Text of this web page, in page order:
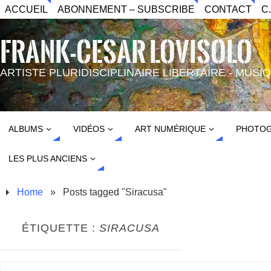
ACCUEIL ABONNEMENT – SUBSCRIBE CONTACT
FRANK-CESAR LOVISOLO
ARTISTE PLURIDISCIPLINAIRE LIBERTAIRE -
ALBUMS VIDÉOS ART NUMÉRIQUE
LES PLUS ANCIENS
Home » Posts tagged "Siracusa"
ÉTIQUETTE : SIRACUSA